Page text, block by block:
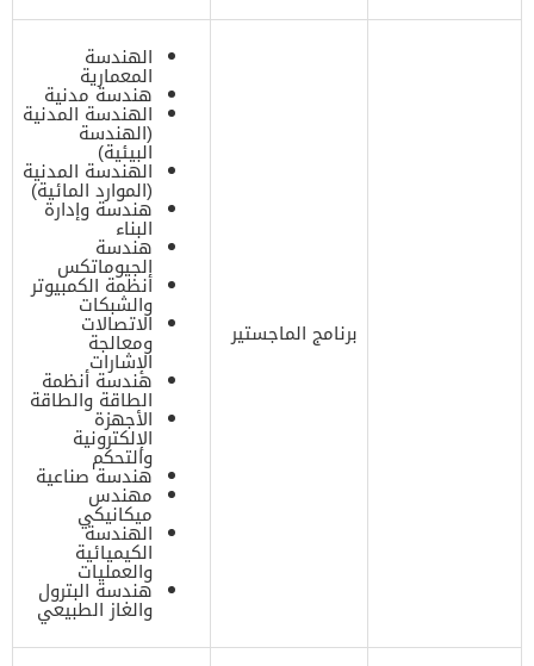
برنامج الماجستير
الهندسة
المعمارية
هندسة مدنية
الهندسة المدنية
(الهندسة
البيئية)
الهندسة المدنية
(الموارد المائية)
هندسة وإدارة
البناء
هندسة
الجيوماتكس
أنظمة الكمبيوتر
والشبكات
الاتصالات
ومعالجة
الإشارات
هندسة أنظمة
الطاقة والطاقة
الأجهزة
الإلكترونية
والتحكم
هندسة صناعية
مهندس
ميكانيكي
الهندسة
الكيميائية
والعمليات
هندسة البترول
والغاز الطبيعي